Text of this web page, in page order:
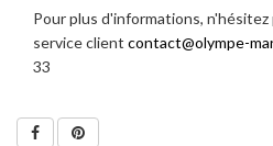
Pour plus d'informations,
service client contact@olympe-
33